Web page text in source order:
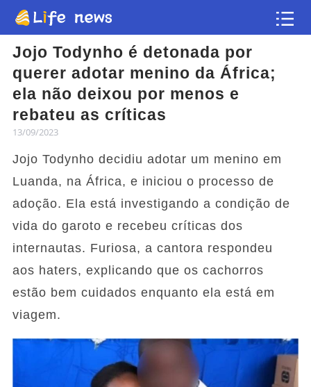
Jojo Todynho é detonada por
querer adotar menino da África;
ela não deixou por menos e
rebateu as críticas
13/09/2023
Jojo Todynho decidiu adotar um menino em
Luanda, na África, e iniciou o processo de
adoção. Ela está investigando a condição de
vida do garoto e recebeu críticas dos
internautas. Furiosa, a cantora respondeu
aos haters, explicando que os cachorros
estão bem cuidados enquanto ela está em
viagem.
Artigo
Vídeos
Flash news